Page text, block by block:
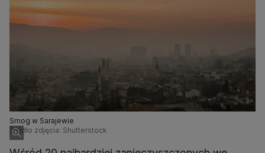
Smog w Sarajewie
Źródło zdjęcia: Shutterstock